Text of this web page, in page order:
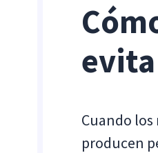
Cuando los
producen